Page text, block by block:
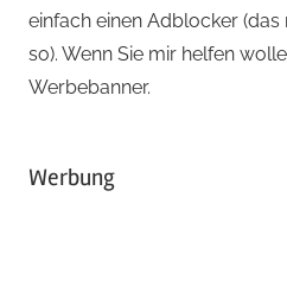
einfach einen Adblocker
so). Wenn Sie mir helfen
Werbebanner.
Werbung